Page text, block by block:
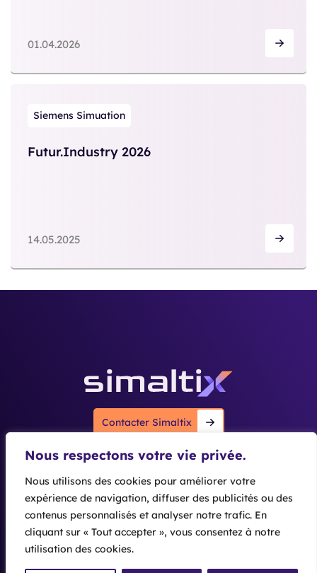
Nous respectons votre vie privée.
Nous utilisons des cookies pour améliorer votre
expérience de navigation, diffuser des publicités ou des
contenus personnalisés et analyser notre trafic. En
cliquant sur « Tout accepter », vous consentez à notre
utilisation des cookies.
01.04.2026
Siemens Simuation
Futur.Industry 2026
14.05.2025
Contacter Simaltix
Nous rendre visite
Cité de l’Entreprise
725 Bd Robert Barrier
73100 AIX LES BAINS
Liens utiles
Qui sommes-nous ?
Actualités
Nos logiciels
Siemens
Simaltix © 2026